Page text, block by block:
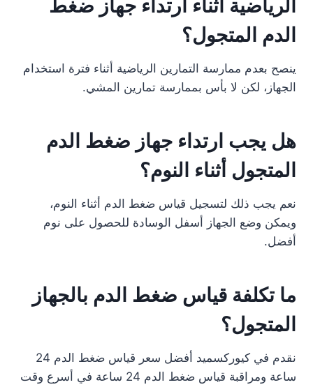
الرياضية أثناء ارتداء جهاز ضغط
الدم المتجول؟
ينصح بعدم ممارسة التمارين الرياضية أثناء فترة استخدام
الجهاز، لكن لا بأس بممارسة تمارين المشي.
هل يجب ارتداء جهاز ضغط الدم
المتجول أثناء النوم؟
نعم يجب ذلك لتسجيل قياس ضغط الدم أثناء النوم،
ويمكن وضع الجهاز أسفل الوسادة للحصول على نوم
أفضل.
ما تكلفة قياس ضغط الدم بالجهاز
المتجول؟
نقدم في كيوركسميد أفضل سعر قياس ضغط الدم 24
ساعة ومراقبة قياس ضغط الدم 24 ساعة في أسرع وقت